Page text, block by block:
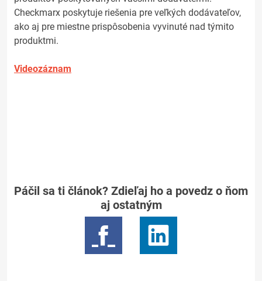
Checkmarx poskytuje riešenia pre veľkých dodávateľov,
ako aj pre miestne prispôsobenia vyvinuté nad týmito
produktmi.
Videozáznam
Páčil sa ti článok? Zdieľaj ho a povedz o ňom
aj ostatným